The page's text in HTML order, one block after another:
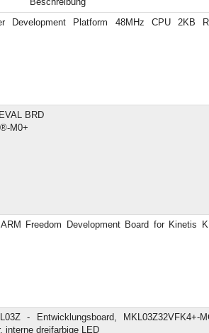
Development Platform 48MHz CPU 2KB
BRD
M0+
Freedom Development Board for Kinetis
- Entwicklungsboard, MKL03Z32VFK4+-
interne dreifarbige LED